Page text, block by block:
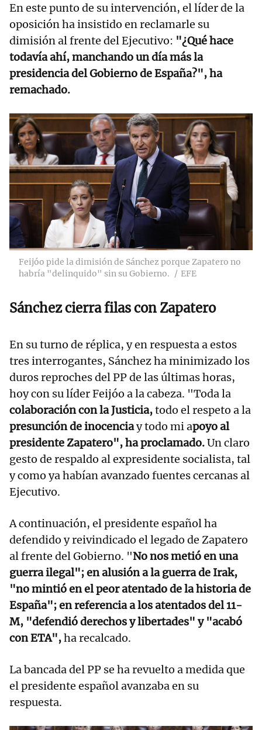
En este punto de su intervención, el líder de la
oposición ha insistido en reclamarle su
dimisión al frente del Ejecutivo: "¿Qué hace
todavía ahí, manchando un día más la
presidencia del Gobierno de España?", ha
remachado.
Feijóo pide la dimisión de Sánchez porque Zapatero no
habría "delinquido" sin su Gobierno.
EFE
Sánchez cierra filas con Zapatero
En su turno de réplica, y en respuesta a estos
tres interrogantes, Sánchez ha minimizado los
duros reproches del PP de las últimas horas,
hoy con su líder Feijóo a la cabeza. "Toda la
colaboración con la Justicia,todo el respeto a la
presunción de inocenciay todo mi apoyo al
presidente Zapatero", ha proclamado.Un claro
gesto de respaldo al expresidente socialista, tal
y como ya habían avanzado fuentes cercanas al
Ejecutivo.
A continuación, el presidente español ha
defendido y reivindicado el legado de Zapatero
al frente del Gobierno. "No nos metió en una
guerra ilegal"; en alusión a la guerra de Irak,
"no mintió en el peor atentado de la historia de
España"; en referencia a los atentados del 11-
M, "defendió derechos y libertades" y "acabó
con ETA",ha recalcado.
La bancada del PP se ha revuelto a medida que
el presidente español avanzaba en su
respuesta.